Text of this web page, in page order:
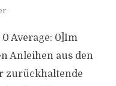
Average: 0]Im
Anleihen aus den
zurückhaltende